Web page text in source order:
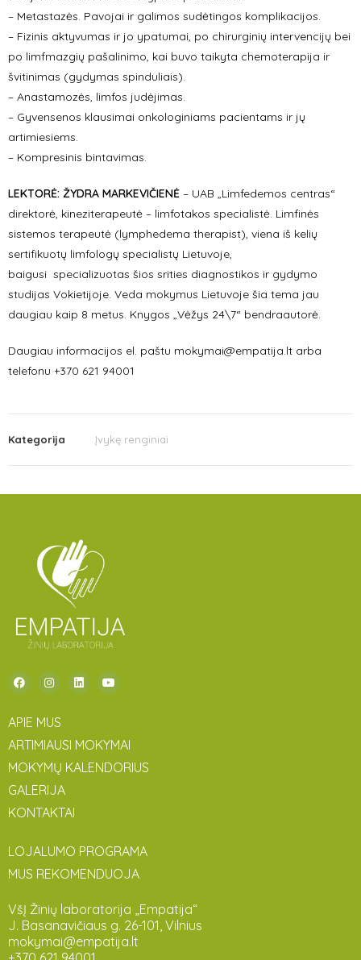
– Metastazės. Pavojai ir galimos sudėtingos komplikacijos.
– Fizinis aktyvumas ir jo ypatumai, po chirurginių intervencijų bei
po limfmazgių pašalinimo, kai buvo taikyta chemoterapija ir
švitinimas (gydymas spinduliais).
– Anastamozės, limfos judėjimas.
– Gyvensenos klausimai onkologiniams pacientams ir jų
artimiesiems.
– Kompresinis bintavimas.
LEKTORĖ: ŽYDRA MARKEVIČIENĖ – UAB „Limfedemos centras“
direktorė, kineziterapeutė – limfotakos specialistė. Limfinės
sistemos terapeutė (lymphedema therapist), viena iš kelių
sertifikuotų limfologų specialistų Lietuvoje,
baigusi specializuotas šios srities diagnostikos ir gydymo
studijas Vokietijoje. Veda mokymus Lietuvoje šia tema jau
daugiau kaip 8 metus. Knygos „Vėžys 24\7“ bendraautorė.
Daugiau informacijos el. paštu mokymai@empatija.lt arba
telefonu +370 621 94001
Kategorija Įvykę renginiai
APIE MUS
ARTIMIAUSI MOKYMAI
MOKYMŲ KALENDORIUS
GALERIJA
KONTAKTAI
LOJALUMO PROGRAMA
MUS REKOMENDUOJA
VšĮ Žinių laboratorija „Empatija“
J. Basanavičiaus g. 26-101, Vilnius
mokymai@empatija.lt